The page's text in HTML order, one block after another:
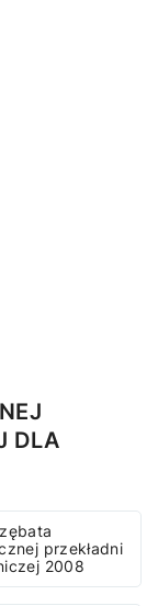
DLA
przekładni
2008